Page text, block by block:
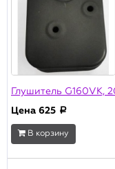
Наличие
Склад Москва
Champion
Актуальность
В продаже
Архивная позиция
Глушитель G160VK,
Цена 625 a
В корзину